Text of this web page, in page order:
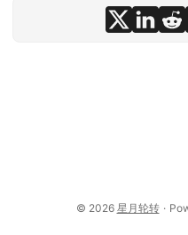
© 2026 星月轮转 ·